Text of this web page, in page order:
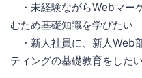
・未経験ながらWebマー
むため基礎知識を学びたい
・新人社員に、新人Web
ティングの基礎教育をしたい